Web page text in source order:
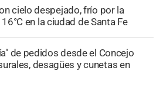
cielo despejado, frío por la
en la ciudad de Santa Fe
de pedidos desde el Concejo
desagües y cunetas en